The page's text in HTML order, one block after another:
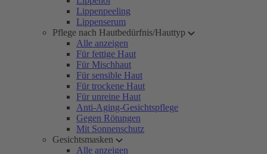
Lippenpeeling
Lippenserum
Pflege nach Hautbedürfnis/Hauttyp
Alle anzeigen
Für fettige Haut
Für Mischhaut
Für sensible Haut
Für trockene Haut
Für unreine Haut
Anti-Aging-Gesichtspflege
Gegen Rötungen
Mit Sonnenschutz
Gesichtsmasken
Alle anzeigen